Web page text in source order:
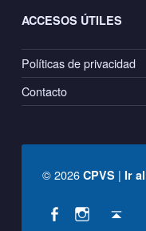
ACCESOS ÚTILES
Políticas de privacidad
Contacto
© 2026 CPVS| Ir
Social Menu